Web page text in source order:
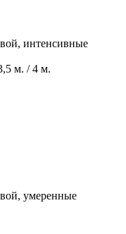
интенсивные
м. / 4 м.
умеренные